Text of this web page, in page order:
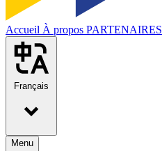
Accueil À propos PARTENAIRES
Français
Menu